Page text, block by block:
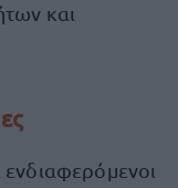
και
ενδιαφερόμενοι